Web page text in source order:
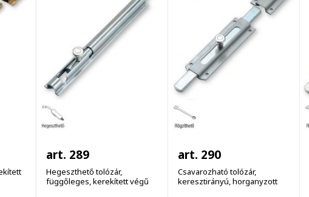
art. 289
Hegeszthető tolózár,
függőleges, kerekített végű
art. 290
Csavarozható tolózár,
keresztirányú, horganyzott